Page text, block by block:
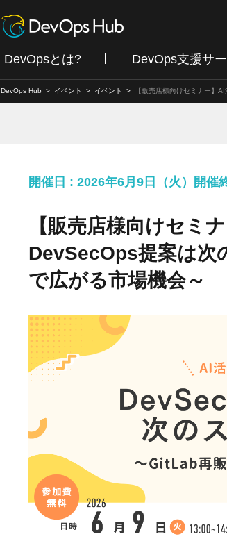
DevOpsとは? DevOps支援サ
DevOps Hub イベント イベント 【販売店様向けセミナー】
開催日 : 2026年6月9日（火）開催
【販売店様向けセミ
DevSecOps提案は次
で広がる市場機会～